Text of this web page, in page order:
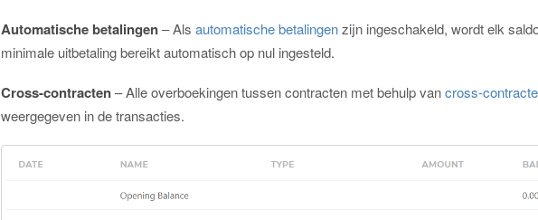
Automatische betalingen– Als automatische betalingenzijn ingeschakeld, wordt elk
minimale uitbetaling bereikt automatisch op nul ingesteld.
Cross-contracten– Alle overboekingen tussen contracten met behulp vancross-
weergegeven in de transacties.